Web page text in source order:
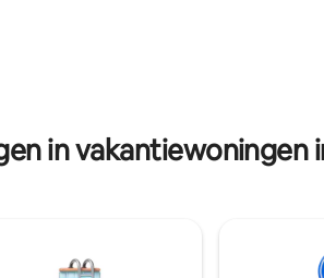
in vakantiewoningen